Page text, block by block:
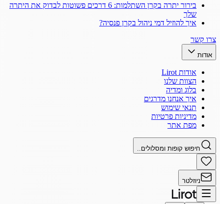
בירור יתרה בקרן השתלמות: 6 דרכים פשוטות לבדוק את היתרה
שלך
איך להוזיל דמי ניהול בקרן פנסיה?
צרו קשר
אודות
אודות Lirot
הצוות שלנו
בלוג ומדיה
איך אנחנו מדרגים
תנאי שימוש
מדיניות פרטיות
מפת אתר
חיפוש קופות ומסלולים..
ניוזלטר